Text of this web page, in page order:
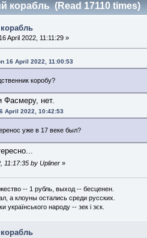
корабль (Read 17110 times)
16 April 2022, 11:11:29 »
16 April 2022, 11:00:53
коробу?
Фасмеру, нет.
April 2022, 10:42:53
уже в 17 веке был?
11:17:35 by Upliner »
-- 1 рубль, выход -- бесценен.
а клоуны остались среди русских.
українського народу -- зек і зєк.